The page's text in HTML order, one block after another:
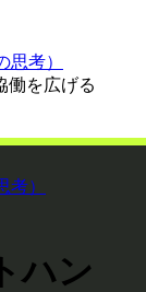
思考）
働を広げる
）
ハン